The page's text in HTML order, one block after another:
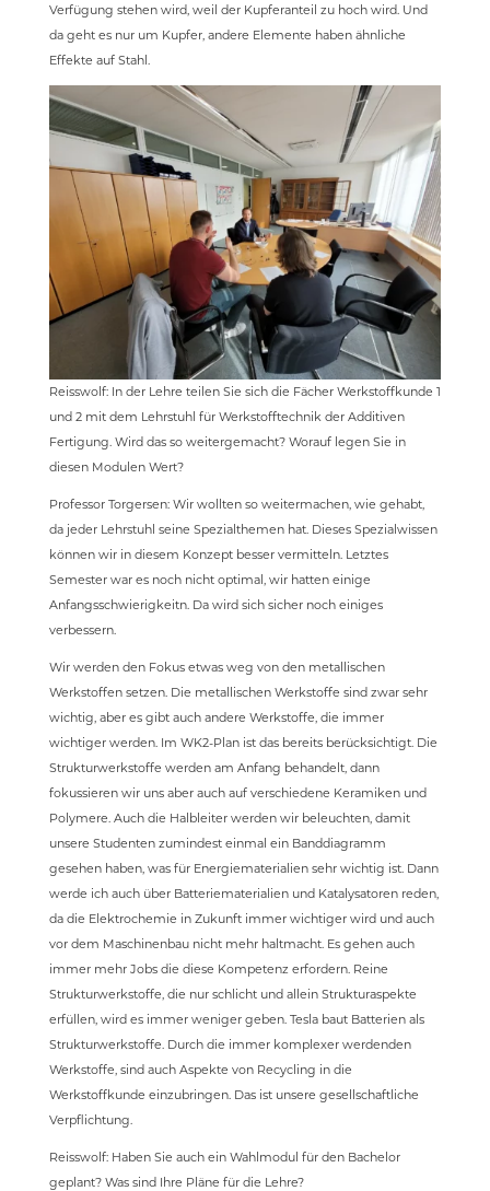
Verfügung stehen wird, weil der Kupferanteil zu hoch wird. Und
da geht es nur um Kupfer, andere Elemente haben ähnliche
Effekte auf Stahl.
Reisswolf: In der Lehre teilen Sie sich die Fächer Werkstoffkunde 1
und 2 mit dem Lehrstuhl für Werkstofftechnik der Additiven
Fertigung. Wird das so weitergemacht? Worauf legen Sie in
diesen Modulen Wert?
Professor Torgersen: Wir wollten so weitermachen, wie gehabt,
da jeder Lehrstuhl seine Spezialthemen hat. Dieses Spezialwissen
können wir in diesem Konzept besser vermitteln. Letztes
Semester war es noch nicht optimal, wir hatten einige
Anfangsschwierigkeitn. Da wird sich sicher noch einiges
verbessern.
Wir werden den Fokus etwas weg von den metallischen
Werkstoffen setzen. Die metallischen Werkstoffe sind zwar sehr
wichtig, aber es gibt auch andere Werkstoffe, die immer
wichtiger werden. Im WK2-Plan ist das bereits berücksichtigt. Die
Strukturwerkstoffe werden am Anfang behandelt, dann
fokussieren wir uns aber auch auf verschiedene Keramiken und
Polymere. Auch die Halbleiter werden wir beleuchten, damit
unsere Studenten zumindest einmal ein Banddiagramm
gesehen haben, was für Energiematerialien sehr wichtig ist. Dann
werde ich auch über Batteriematerialien und Katalysatoren reden,
da die Elektrochemie in Zukunft immer wichtiger wird und auch
vor dem Maschinenbau nicht mehr haltmacht. Es gehen auch
immer mehr Jobs die diese Kompetenz erfordern. Reine
Strukturwerkstoffe, die nur schlicht und allein Strukturaspekte
erfüllen, wird es immer weniger geben. Tesla baut Batterien als
Strukturwerkstoffe. Durch die immer komplexer werdenden
Werkstoffe, sind auch Aspekte von Recycling in die
Werkstoffkunde einzubringen. Das ist unsere gesellschaftliche
Verpflichtung.
Reisswolf: Haben Sie auch ein Wahlmodul für den Bachelor
geplant? Was sind Ihre Pläne für die Lehre?